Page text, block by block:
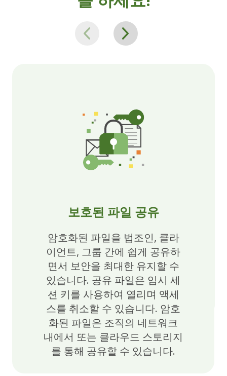
보호된 파일 공유
암호화된 파일을 법조인, 클라
이언트, 그룹 간에 쉽게 공유하
면서 보안을 최대한 유지할 수
있습니다. 공유 파일은 임시 세
션 키를 사용하여 열리며 액세
스를 취소할 수 있습니다. 암호
화된 파일은 조직의 네트워크
내에서 또는 클라우드 스토리지
를 통해 공유할 수 있습니다.